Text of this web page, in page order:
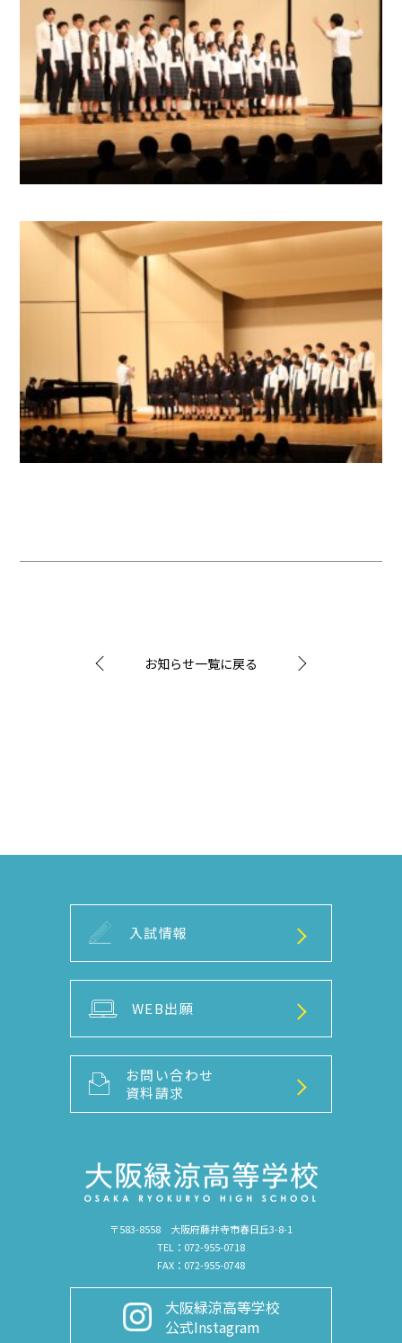
お知らせ一覧に戻る
〒583-8558 大阪府藤井寺市春日丘3-8-1
TEL：072-955-0718
FAX：072-955-0748
大阪緑涼高等学校
公式Instagram
入試情報
WEB出願
お問い合わせ
資料請求